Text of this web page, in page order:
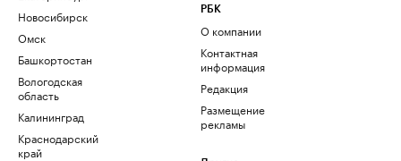
Новосибирск
Омск
Башкортостан
Вологодская
область
Калининград
Краснодарский
край
РБК
О компании
Контактная
информация
Редакция
Размещение
рекламы